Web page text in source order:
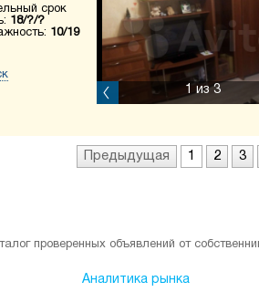
срок
18/?/?
10/19
1 из 3
Предыдущая 1 2 3
проверенных объявлений от
Аналитика рынка